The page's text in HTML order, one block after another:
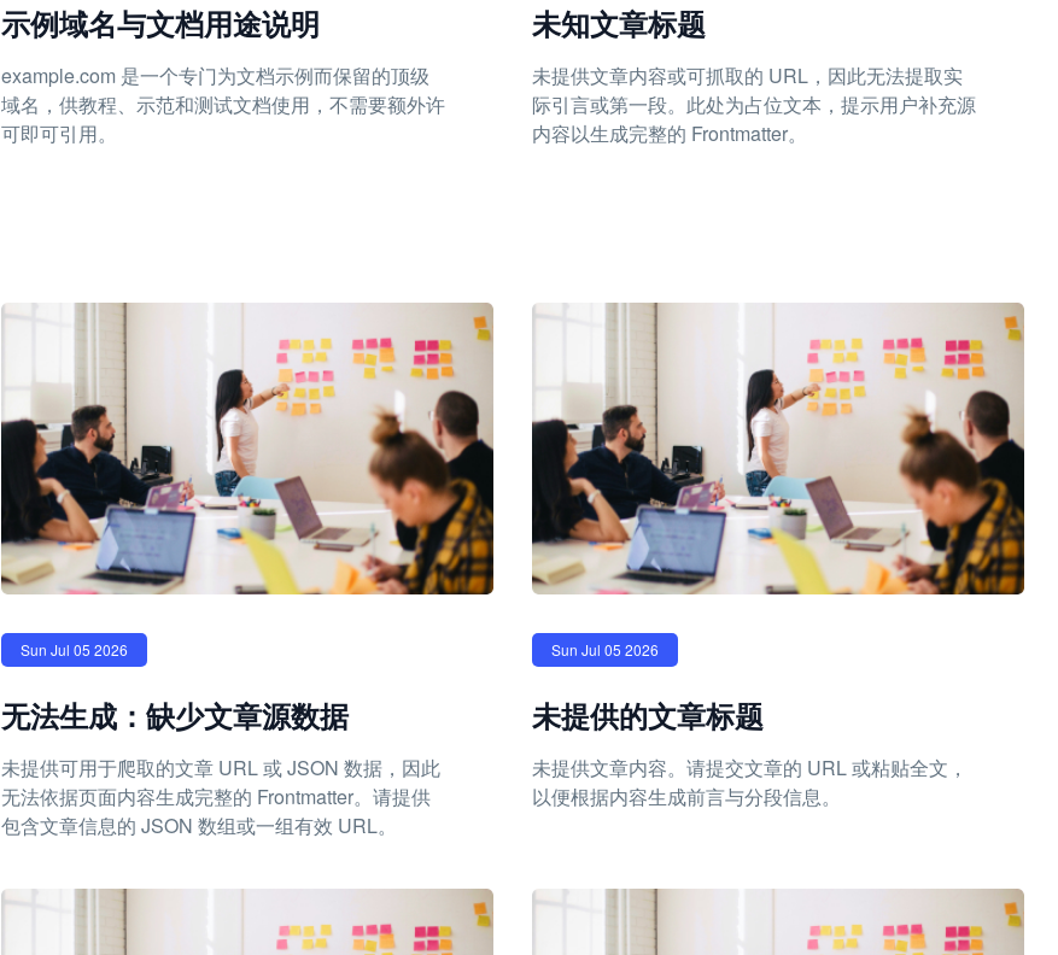
示例域名与文档用途说明
example.com 是一个专门为文档示例而保留的顶级
域名，供教程、示范和测试文档使用，不需要额外许
可即可引用。
未知文章标题
未提供文章内容或可抓取的 URL，因此无法提取实
际引言或第一段。此处为占位文本，提示用户补充源
内容以生成完整的 Frontmatter。
Sun Jul 05 2026
无法生成：缺少文章源数据
未提供可用于爬取的文章 URL 或 JSON 数据，因此
无法依据页面内容生成完整的 Frontmatter。请提供
包含文章信息的 JSON 数组或一组有效 URL。
Sun Jul 05 2026
未提供的文章标题
未提供文章内容。请提交文章的 URL 或粘贴全文，
以便根据内容生成前言与分段信息。